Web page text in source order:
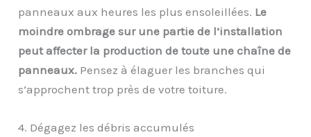
panneaux aux heures les plus ensoleillées. Le
moindre ombrage sur une partie de l’installation
peut affecter la production de toute une chaîne de
panneaux. Pensez à élaguer les branches qui
s’approchent trop près de votre toiture.
4. Dégagez les débris accumulés